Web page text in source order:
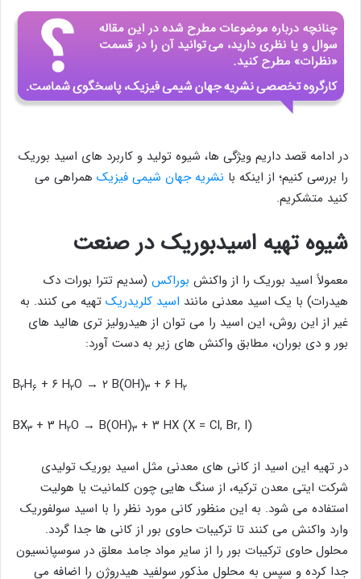
در ادامه قصد داریم ویژگی ها، شیوه تولید و کاربرد های اسید بوریک
را بررسی کنیم؛ از اینکه با نشریه جهان شیمی فیزیک همراهی می
کنید متشکریم.
شیوه تهیه اسیدبوریک در صنعت
معمولاً اسید بوریک را از واکنش بوراکس (سدیم تترا بورات دک
هیدرات) با یک اسید معدنی مانند اسید کلریدریک تهیه می کنند. به
غیر از این روش، این اسید را می توان از هیدرولیز تری هالید های
بور و دی بوران، مطابق واکنش های زیر به دست آورد:
B۲H۶ + ۶ H۲O → ۲ B(OH)۳ + ۶ H۲
(BX ۳ + ۳ H۲O → B(OH)۳ + ۳ HX (X = Cl, Br, I
در تهیه این اسید از کانی های معدنی مثل اسید بوریک تولیدی
شرکت ایتی معدن ترکیه، از سنگ هایی چون کلمانیت یا هولیت
استفاده می شود. به این منظور کانی مورد نظر را با اسید سولفوریک
وارد واکنش می کنند تا ترکیبات حاوی بور از کانی ها جدا گردد.
محلول حاوی ترکیبات بور را از سایر مواد جامد معلق در سوسپانسیون
جدا کرده و سپس به محلول مذکور سولفید هیدروژن را اضافه می